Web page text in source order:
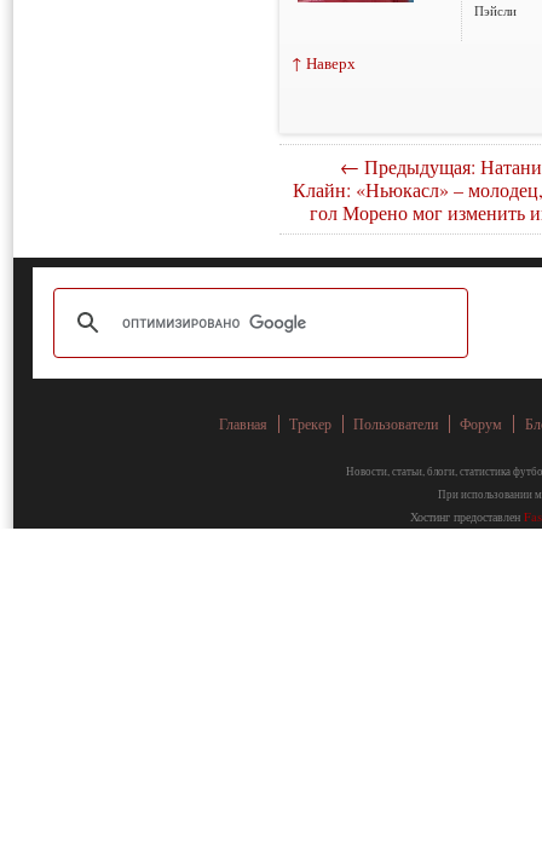
Пэйсли
↑ Наверх
← Предыдущая:
Клайн: «Ньюкасл» –
гол Морено мог изменить
Главная Трекер Пользователи Форум
Новости, статьи, блоги, статистика
При использовании
Хостинг предоставлен